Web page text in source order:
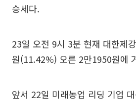
승세다.
23일 오전 9시 3분 현재 대한제
원(11.42%) 오른 2만1950원에
앞서 22일 미래농업 리딩 기업